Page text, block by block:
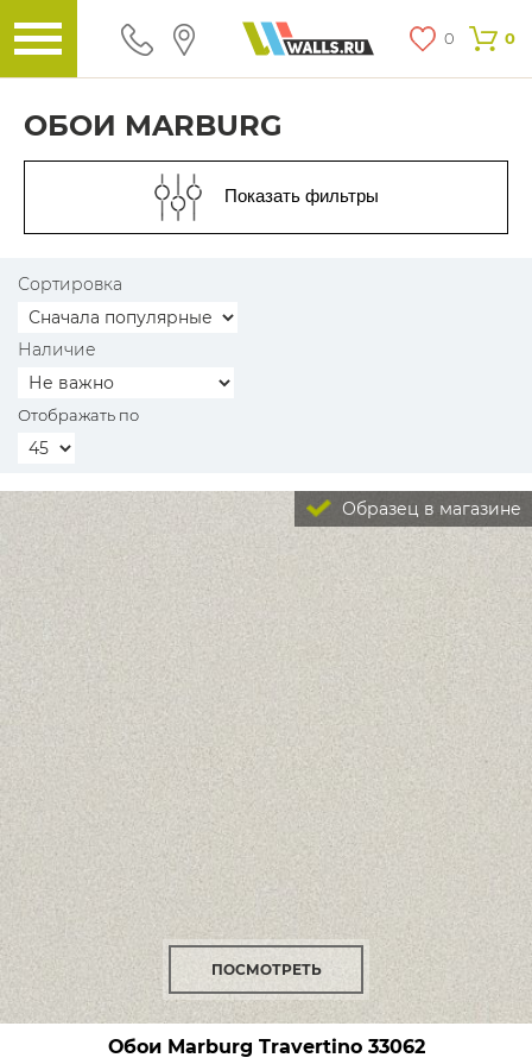
0 0
ОБОИ MARBURG
Показать фильтры
Сортировка
Наличие
Отображать по
Образец в магазине
ПОСМОТРЕТЬ
Обои Marburg Travertino33062